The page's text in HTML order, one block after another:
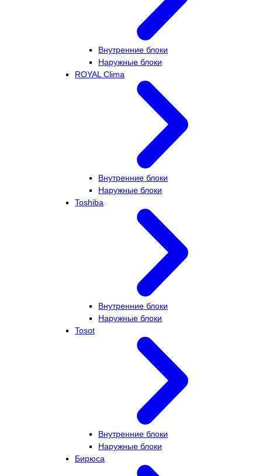
Внутренние блоки
Наружные блоки
ROYAL Clima
Внутренние блоки
Наружные блоки
Toshiba
Внутренние блоки
Наружные блоки
Tosot
Внутренние блоки
Наружные блоки
Бирюса